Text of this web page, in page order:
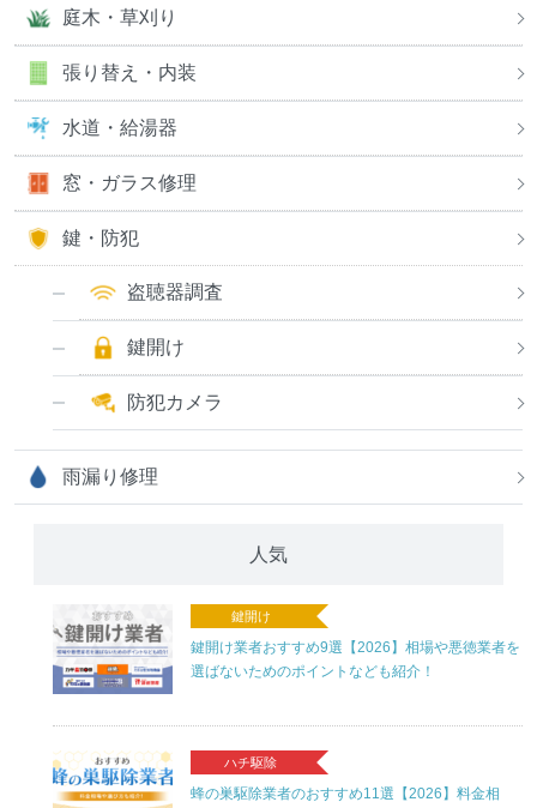
庭木・草刈り
張り替え・内装
水道・給湯器
窓・ガラス修理
鍵・防犯
盗聴器調査
鍵開け
防犯カメラ
雨漏り修理
人気
鍵開け
鍵開け業者おすすめ9選【2026】相場や悪徳業者を
選ばないためのポイントなども紹介！
ハチ駆除
蜂の巣駆除業者のおすすめ11選【2026】料金相